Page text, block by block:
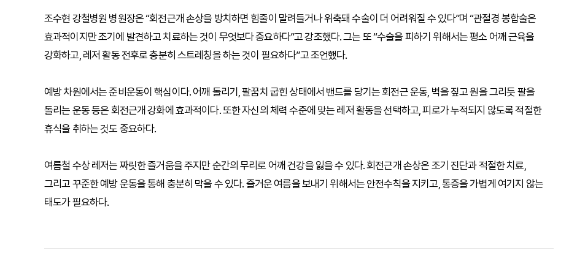
조수현 강철병원 병원장은 “회전근개 손상을 방치하면 힘줄이 말려들거나 위축돼 수술이 더 어려워질 수 있다”며 “관절경 봉합술은
효과적이지만 조기에 발견하고 치료하는 것이 무엇보다 중요하다”고 강조했다. 그는 또 “수술을 피하기 위해서는 평소 어깨 근육을
강화하고, 레저 활동 전후로 충분히 스트레칭을 하는 것이 필요하다”고 조언했다.
예방 차원에서는 준비운동이 핵심이다. 어깨 돌리기, 팔꿈치 굽힌 상태에서 밴드를 당기는 회전근 운동, 벽을 짚고 원을 그리듯 팔을
돌리는 운동 등은 회전근개 강화에 효과적이다. 또한 자신의 체력 수준에 맞는 레저 활동을 선택하고, 피로가 누적되지 않도록 적절한
휴식을 취하는 것도 중요하다.
여름철 수상 레저는 짜릿한 즐거움을 주지만 순간의 무리로 어깨 건강을 잃을 수 있다. 회전근개 손상은 조기 진단과 적절한 치료,
그리고 꾸준한 예방 운동을 통해 충분히 막을 수 있다. 즐거운 여름을 보내기 위해서는 안전수칙을 지키고, 통증을 가볍게 여기지 않는
태도가 필요하다.